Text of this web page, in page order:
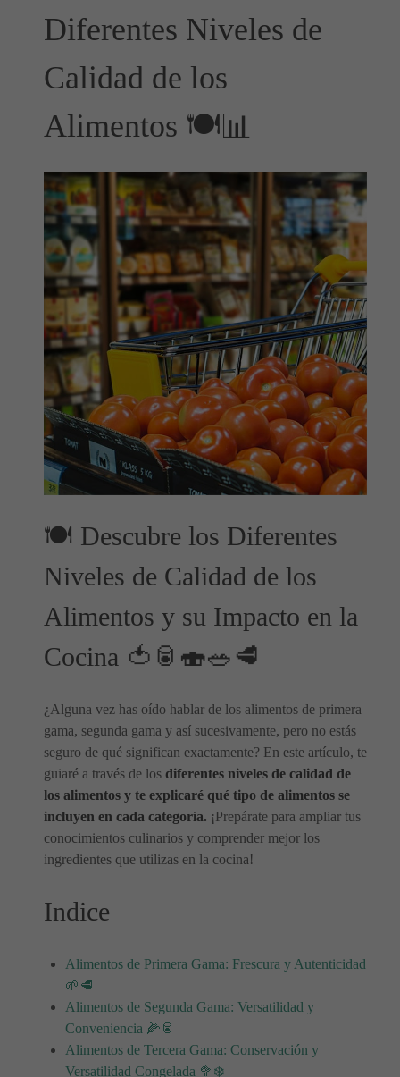
Diferentes Niveles de
Calidad de los
Alimentos 🍽️📊
🍽️ Descubre los Diferentes
Niveles de Calidad de los
Alimentos y su Impacto en la
Cocina 🍅🥫🍣🥗🥩
¿Alguna vez has oído hablar de los alimentos de primera
gama, segunda gama y así sucesivamente, pero no estás
seguro de qué significan exactamente? En este artículo, te
guiaré a través de los diferentes niveles de calidad de
los alimentos y te explicaré qué tipo de alimentos se
incluyen en cada categoría. ¡Prepárate para ampliar tus
conocimientos culinarios y comprender mejor los
ingredientes que utilizas en la cocina!
Indice
Alimentos de Primera Gama: Frescura y Autenticidad
🌱🥩
Alimentos de Segunda Gama: Versatilidad y
Conveniencia 🌽🥫
Alimentos de Tercera Gama: Conservación y
Versatilidad Congelada 🥦❄️